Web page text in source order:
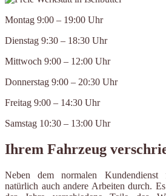
Montag 9:00 – 19:00 Uhr
Dienstag 9:30 – 18:30 Uhr
Mittwoch 9:00 – 12:00 Uhr
Donnerstag 9:00 – 20:30 Uhr
Freitag 9:00 – 14:30 Uhr
Samstag 10:30 – 13:00 Uhr
Ihrem Fahrzeug
Neben dem normalen
natürlich auch andere Arbeiten durch.